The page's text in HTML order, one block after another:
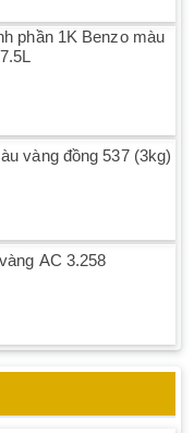
phần 1K Benzo màu
vàng đồng 537 (3kg)
AC 3.258